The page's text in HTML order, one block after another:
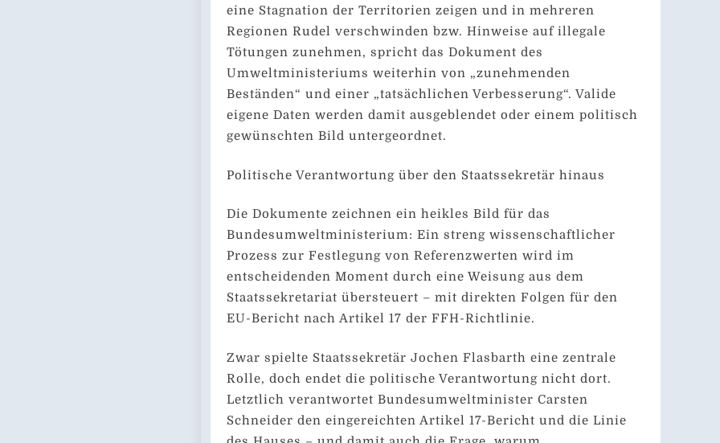
eine Stagnation der Territorien zeigen und in mehreren
Regionen Rudel verschwinden bzw. Hinweise auf illegale
Tötungen zunehmen, spricht das Dokument des
Umweltministeriums weiterhin von „zunehmenden
Beständen“ und einer „tatsächlichen Verbesserung“. Valide
eigene Daten werden damit ausgeblendet oder einem politisch
gewünschten Bild untergeordnet.
Politische Verantwortung über den Staatssekretär hinaus
Die Dokumente zeichnen ein heikles Bild für das
Bundesumweltministerium: Ein streng wissenschaftlicher
Prozess zur Festlegung von Referenzwerten wird im
entscheidenden Moment durch eine Weisung aus dem
Staatssekretariat übersteuert – mit direkten Folgen für den
EU-Bericht nach Artikel 17 der FFH-Richtlinie.
Zwar spielte Staatssekretär Jochen Flasbarth eine zentrale
Rolle, doch endet die politische Verantwortung nicht dort.
Letztlich verantwortet Bundesumweltminister Carsten
Schneider den eingereichten Artikel 17-Bericht und die Linie